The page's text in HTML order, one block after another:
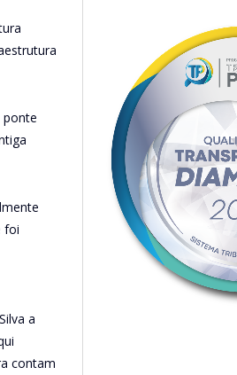
ponte
foi
a
contam